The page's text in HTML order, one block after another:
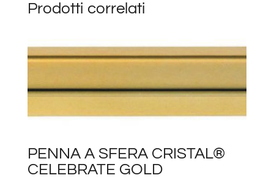
Prodotti correlati
PENNA A SFERA CRISTAL®
CELEBRATE GOLD